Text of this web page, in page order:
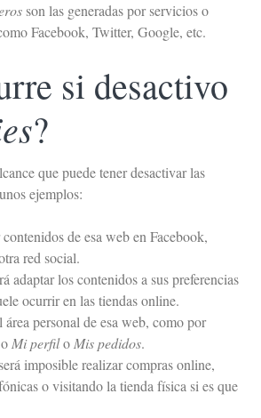
son las generadas por servicios o
Facebook, Twitter, Google, etc.
si desactivo
?
que puede tener desactivar las
ejemplos:
de esa web en Facebook,
red social.
adaptar los contenidos a sus preferencias
ocurrir en las tiendas online.
personal de esa web, como por
Mi perfiloMis pedidos.
imposible realizar compras online,
o visitando la tienda física si es que